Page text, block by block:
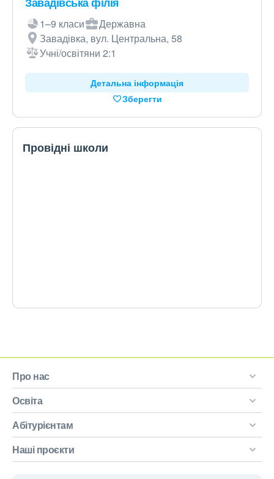
1–9 класи
Державна
Завадівка, вул. Центральна, 58
Учні/освітяни 2:1
Детальна інформація
Зберегти
Провідні школи
Про нас
Освіта
Абітурієнтам
Наші проєкти